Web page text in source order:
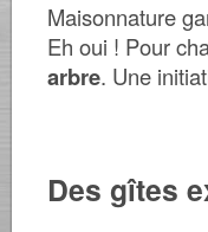
Maisonnature
Eh oui ! Pour
arbre. Une
Des gîtes